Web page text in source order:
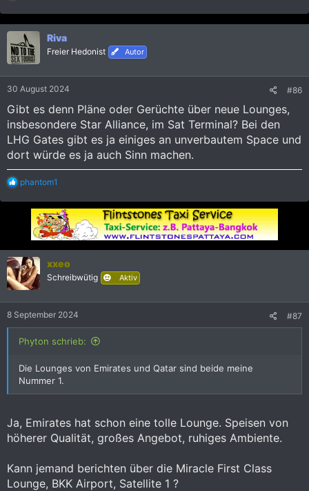
a
k
i
o
n
:
Riva
Freier Hedonist Autor
30 August 2024 #86
Gibt es denn Pläne oder Gerüchte über neue Lounges,
insbesondere Star Alliance, im Sat Terminal? Bei den
LHG Gates gibt es ja einiges an unverbautem Space und
dort würde es ja auch Sinn machen.
R
a
n
e
n
:
phantom1
xxeo
Schreibwütig Aktiv
8 September 2024 #87
Phyton schrieb:
Die Lounges von Emirates und Qatar sind beide meine
Nummer 1.
Ja, Emirates hat schon eine tolle Lounge. Speisen von
höherer Qualität, großes Angebot, ruhiges Ambiente.
Kann jemand berichten über die Miracle First Class
Lounge, BKK Airport, Satellite 1 ?